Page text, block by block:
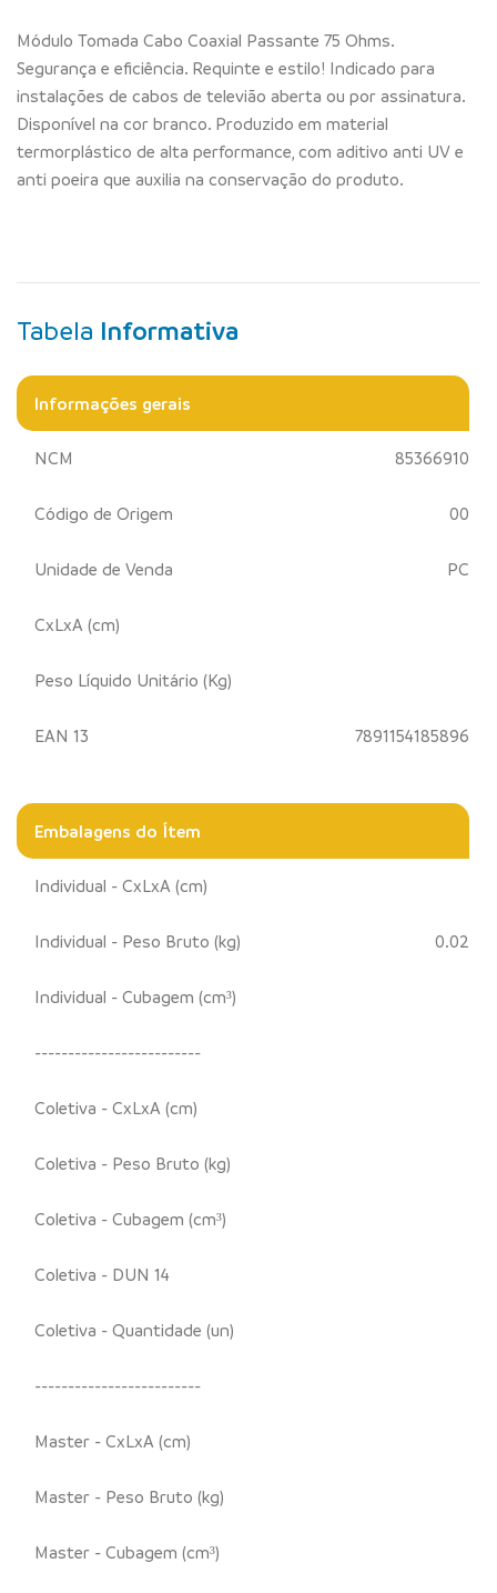
Módulo Tomada Cabo Coaxial Passante 75 Ohms.
Segurança e eficiência. Requinte e estilo! Indicado para
instalações de cabos de televião aberta ou por assinatura.
Disponível na cor branco. Produzido em material
termorplástico de alta performance, com aditivo anti UV e
anti poeira que auxilia na conservação do produto.
Tabela Informativa
Informações gerais
NCM 85366910
Código de Origem 00
Unidade de Venda PC
CxLxA (cm)
Peso Líquido Unitário (Kg)
EAN 13 7891154185896
Embalagens do Ítem
Individual - CxLxA (cm)
Individual - Peso Bruto (kg) 0.02
Individual - Cubagem (cm³)
-------------------------
Coletiva - CxLxA (cm)
Coletiva - Peso Bruto (kg)
Coletiva - Cubagem (cm³)
Coletiva - DUN 14
Coletiva - Quantidade (un)
-------------------------
Master - CxLxA (cm)
Master - Peso Bruto (kg)
Master - Cubagem (cm³)